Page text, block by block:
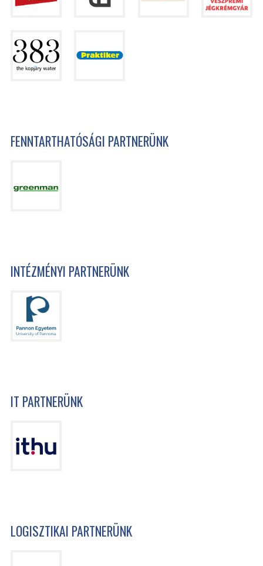
FENNTARTHATÓSÁGI PARTNERÜNK
INTÉZMÉNYI PARTNERÜNK
IT PARTNERÜNK
LOGISZTIKAI PARTNERÜNK